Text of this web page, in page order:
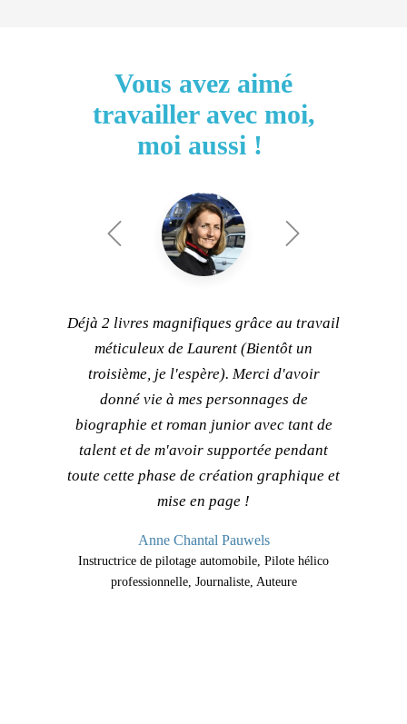
Vous avez aimé
travailler avec moi,
moi aussi !
Déjà 2 livres magnifiques grâce au travail
méticuleux de Laurent (Bientôt un
troisième, je l'espère). Merci d'avoir
donné vie à mes personnages de
biographie et roman junior avec tant de
talent et de m'avoir supportée pendant
toute cette phase de création graphique et
mise en page !
Anne Chantal Pauwels
Instructrice de pilotage automobile, Pilote hélico
professionnelle, Journaliste, Auteure